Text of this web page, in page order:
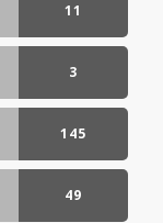
11
GÖNDERI(LER)
3
GÖNDERI(LER)
145
GÖNDERI(LER)
49